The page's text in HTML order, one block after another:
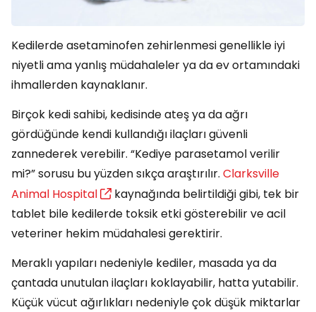
Kedilerde asetaminofen zehirlenmesi genellikle iyi
niyetli ama yanlış müdahaleler ya da ev ortamındaki
ihmallerden kaynaklanır.
Birçok kedi sahibi, kedisinde ateş ya da ağrı
gördüğünde kendi kullandığı ilaçları güvenli
zannederek verebilir. “Kediye parasetamol verilir
mi?” sorusu bu yüzden sıkça araştırılır. Clarksville
Animal Hospital
kaynağında belirtildiği gibi, tek bir
tablet bile kedilerde toksik etki gösterebilir ve acil
veteriner hekim müdahalesi gerektirir.
Meraklı yapıları nedeniyle kediler, masada ya da
çantada unutulan ilaçları koklayabilir, hatta yutabilir.
Küçük vücut ağırlıkları nedeniyle çok düşük miktarlar